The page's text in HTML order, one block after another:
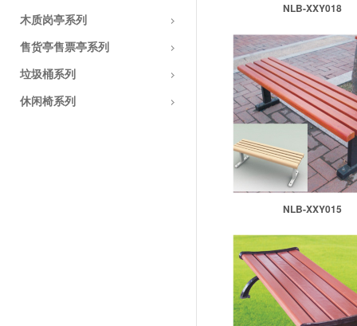
木质岗亭系列
售货亭售票亭系列
垃圾桶系列
休闲椅系列
NLB-XXY018
NLB-XXY015